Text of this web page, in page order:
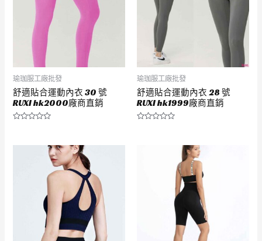
瑜珈服工廠批發
舒適貼合運動內衣 30 號
RUXI hk2000廠商直銷
瑜珈服工廠批發
舒適貼合運動內衣 28 號
RUXI hk1999廠商直銷